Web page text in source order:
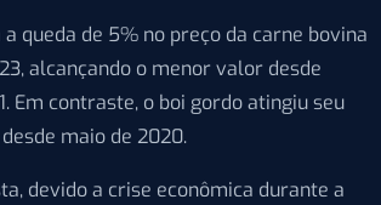
queda de 5% no preço da carne bovina
alcançando o menor valor desde
Em contraste, o boi gordo atingiu seu
maio de 2020.
devido a crise econômica durante a